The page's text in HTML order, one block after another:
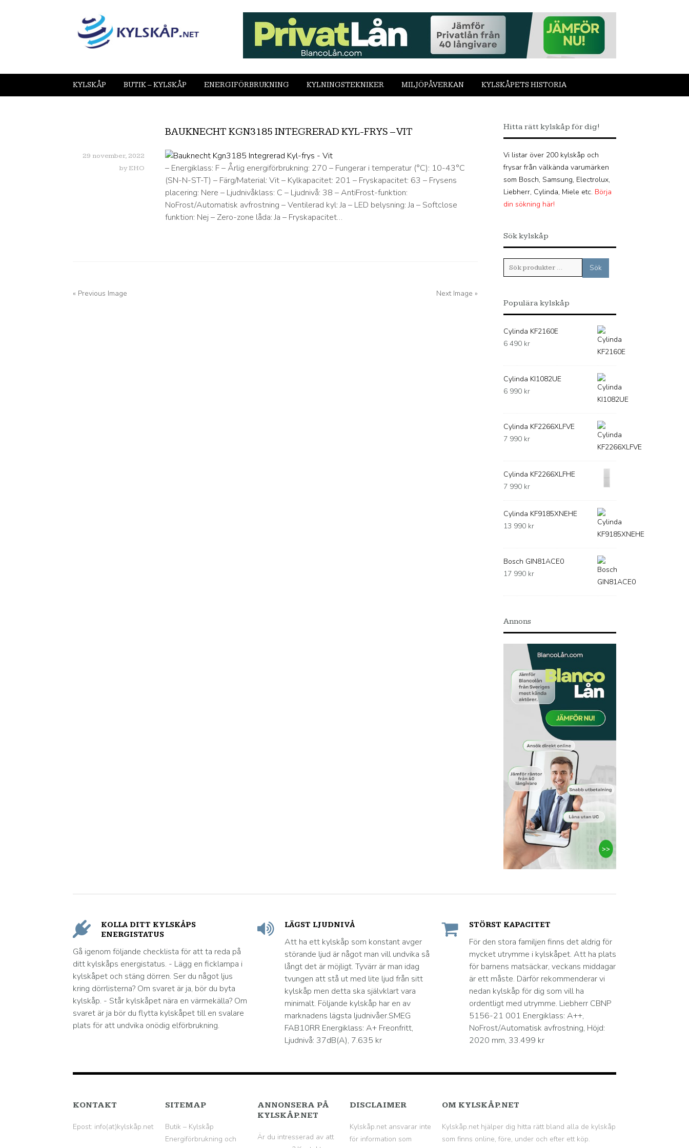
KYLSKÅP BUTIK – KYLSKÅP ENERGIFÖRBRUKNING KYLNINGSTEKNIKER MILJÖPÅVERKAN KYLSKÅPETS HISTORIA
BAUKNECHT KGN3185 INTEGRERAD KYL-FRYS – VIT
29 november, 2022
byEHO
– Energiklass: F – Årlig energiförbrukning: 270 – Fungerar i temperatur (°C): 10-43°C
(SN-N-ST-T) – Färg/Material: Vit – Kylkapacitet: 201 – Fryskapacitet: 63 – Frysens
placering: Nere – Ljudnivåklass: C – Ljudnivå: 38 – AntiFrost-funktion:
NoFrost/Automatisk avfrostning – Ventilerad kyl: Ja – LED belysning: Ja – Softclose
funktion: Nej – Zero-zone låda: Ja – Fryskapacitet…
« Previous Image Next Image »
Hitta rätt kylskåp för dig!
Vi listar över 200 kylskåp och
frysar från välkända varumärken
som Bosch, Samsung, Electrolux,
Liebherr, Cylinda, Miele etc. Börja
din sökning här!
Sök kylskåp
Sök
efter:
Sök
Populära kylskåp
Cylinda KF2160E
6 490 kr
Cylinda KI1082UE
6 990 kr
Cylinda KF2266XLFVE
7 990 kr
Cylinda KF2266XLFHE
7 990 kr
Cylinda KF9185XNEHE
13 990 kr
Bosch GIN81ACE0
17 990 kr
Annons
KOLLA DITT KYLSKÅPS
ENERGISTATUS
Gå igenom följande checklista för att ta reda på
ditt kylskåps energistatus. - Lägg en ficklampa i
kylskåpet och stäng dörren. Ser du något ljus
kring dörrlisterna? Om svaret är ja, bör du byta
kylskåp. - Står kylskåpet nära en värmekälla? Om
svaret är ja bör du flytta kylskåpet till en svalare
plats för att undvika onödig elförbrukning.
LÄGST LJUDNIVÅ
Att ha ett kylskåp som konstant avger
störande ljud är något man vill undvika så
långt det är möjligt. Tyvärr är man idag
tvungen att stå ut med lite ljud från sitt
kylskåp men detta ska självklart vara
minimalt. Följande kylskåp har en av
marknadens lägsta ljudnivåer.SMEG
FAB10RR Energiklass: A+ Freonfritt,
Ljudnivå: 37dB(A), 7.635 kr
STÖRST KAPACITET
För den stora familjen finns det aldrig för
mycket utrymme i kylskåpet. Att ha plats
för barnens matsäckar, veckans middagar
är ett måste. Därför rekommenderar vi
nedan kylskåp för dig som vill ha
ordentligt med utrymme. Liebherr CBNP
5156-21 001 Energiklass: A++,
NoFrost/Automatisk avfrostning, Höjd:
2020 mm, 33.499 kr
KONTAKT
Epost: info(at)kylskåp.net
SITEMAP
Butik – Kylskåp
Energiförbrukning och
ANNONSERA PÅ
KYLSKÅP.NET
Är du intresserad av att
DISCLAIMER
Kylskåp.net ansvarar inte
för information som
OM KYLSKÅP.NET
Kylskåp.net hjälper dig hitta rätt bland alla de kylskåp
som finns online, före, under och efter ett köp.